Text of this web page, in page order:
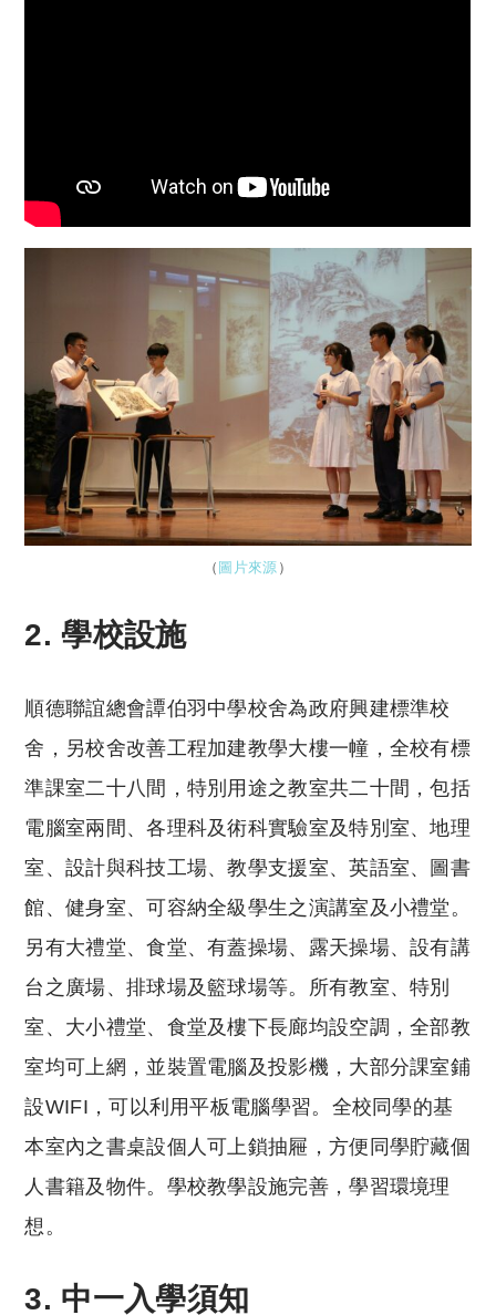
（ 圖片來源 ）
2. 學校設施
順德聯誼總會譚伯羽中學校舍為政府興建標準校
舍，另校舍改善工程加建教學大樓一幢，全校有標
準課室二十八間，特別用途之教室共二十間，包括
電腦室兩間、各理科及術科實驗室及特別室、地理
室、設計與科技工場、教學支援室、英語室、圖書
館、健身室、可容納全級學生之演講室及小禮堂。
另有大禮堂、食堂、有蓋操場、露天操場、設有講
台之廣場、排球場及籃球場等。所有教室、特別
室、大小禮堂、食堂及樓下長廊均設空調，全部教
室均可上網，並裝置電腦及投影機，大部分課室鋪
設WIFI，可以利用平板電腦學習。全校同學的基
本室內之書桌設個人可上鎖抽屜，方便同學貯藏個
人書籍及物件。學校教學設施完善，學習環境理
想。
3. 中一入學須知